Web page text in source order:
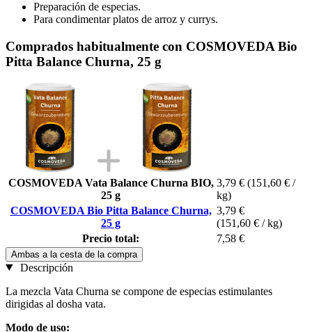
Preparación de especias.
Para condimentar platos de arroz y currys.
Comprados habitualmente con COSMOVEDA Bio
Pitta Balance Churna, 25 g
COSMOVEDA Vata Balance Churna BIO,
25 g
3,79 € (151,60 € /
kg)
COSMOVEDA Bio Pitta Balance Churna,
25 g
3,79 €
(151,60 € / kg)
Precio total:
7,58 €
Ambas a la cesta de la compra
Descripción
La mezcla Vata Churna se compone de especias estimulantes
dirigidas al dosha vata.
Modo de uso: